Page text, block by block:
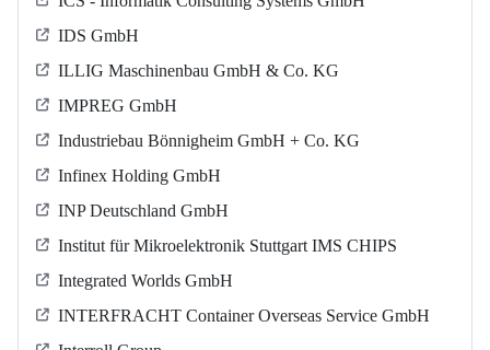
IDS GmbH
ILLIG Maschinenbau GmbH & Co. KG
IMPREG GmbH
Industriebau Bönnigheim GmbH + Co. KG
Infinex Holding GmbH
INP Deutschland GmbH
Institut für Mikroelektronik Stuttgart IMS CHIPS
Integrated Worlds GmbH
INTERFRACHT Container Overseas Service GmbH